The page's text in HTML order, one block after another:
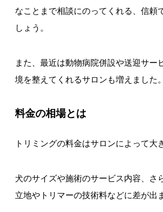
なことまで相談にのってくれる、信頼
しょう。
また、最近は動物病院併設や送迎サー
境を整えてくれるサロンも増えました。
料金の相場とは
トリミングの料金はサロンによって大
犬のサイズや施術のサービス内容、さ
立地やトリマーの技術料などに差が出